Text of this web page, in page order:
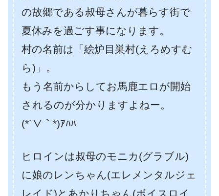
の故郷である叔母さんが暮らす街で
夏休みを過ごす事になります。
村の名前は「絵炉目巣村(えろめすむ
ら)」。
もう名前からしてお馬鹿エロが開始
されるのが分かりますよねー。
(*´∇｀*)ｱﾊﾊ
ヒロインは叔母のモニカ(グラブル)
に娘のレンちゃん(エレメンタルジェ
レイド)とあかりちゃん(ボイスロイ